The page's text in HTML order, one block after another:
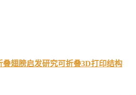
叠翅膀启发研究可折叠3D打印结构